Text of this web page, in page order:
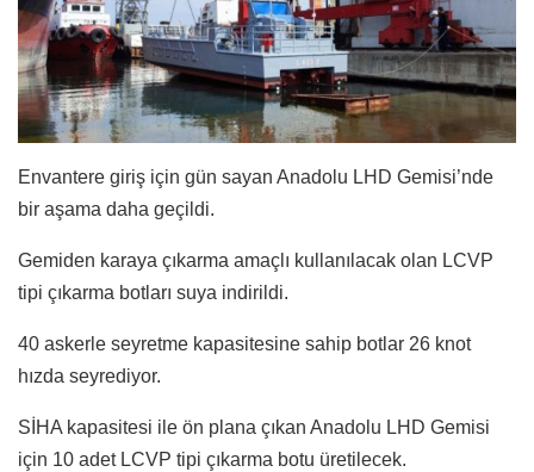
Envantere giriş için gün sayan Anadolu LHD Gemisi’nde
bir aşama daha geçildi.
Gemiden karaya çıkarma amaçlı kullanılacak olan LCVP
tipi çıkarma botları suya indirildi.
40 askerle seyretme kapasitesine sahip botlar 26 knot
hızda seyrediyor.
SİHA kapasitesi ile ön plana çıkan Anadolu LHD Gemisi
için 10 adet LCVP tipi çıkarma botu üretilecek.